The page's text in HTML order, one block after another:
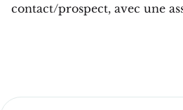
contact/prospect, avec une